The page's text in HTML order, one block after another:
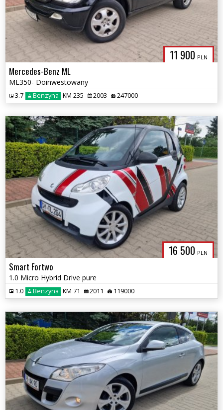
11 900 PLN
Mercedes-Benz ML
ML350- Doinwestowany
3.7 Benzyna KM 235 2003 247000
16 500 PLN
Smart Fortwo
1.0 Micro Hybrid Drive pure
1.0 Benzyna KM 71 2011 119000